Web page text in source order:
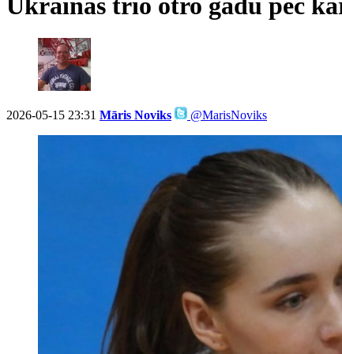
Ukrainas trio otro gadu pēc
2026-05-15 23:31 Māris Noviks @MarisNoviks